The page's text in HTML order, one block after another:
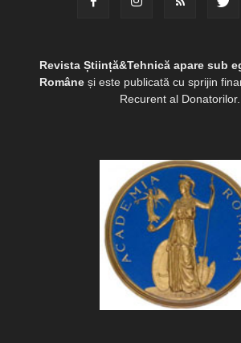
Revista Știință&Tehnică apare sub
Româneși este publicată cu sprijin
Recurent al Donatorilor.